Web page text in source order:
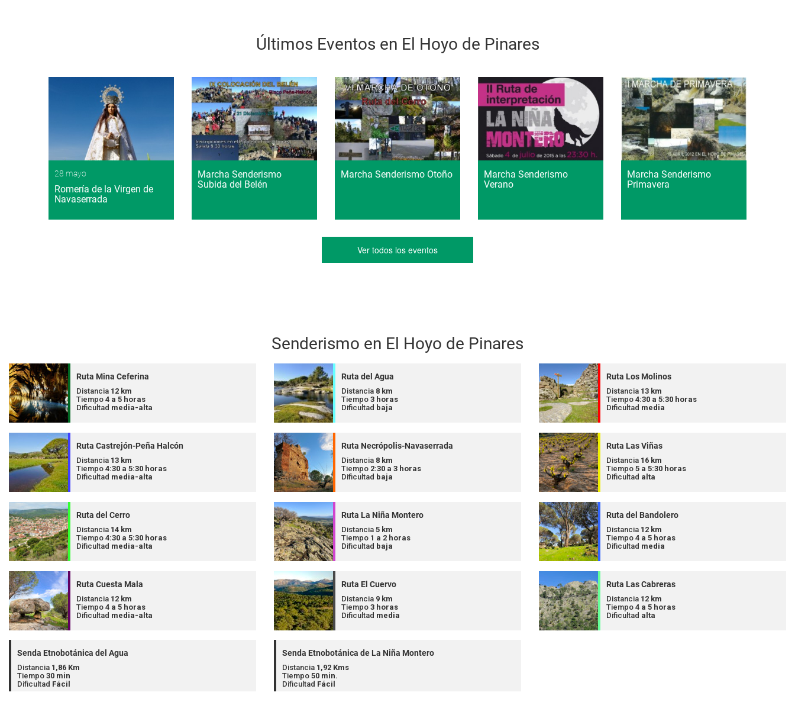
Últimos Eventos en El Hoyo de Pinares
28 mayo
Romería de la Virgen de
Navaserrada
Marcha Senderismo
Subida del Belén
Marcha Senderismo Otoño
Marcha Senderismo
Verano
Marcha Senderismo
Primavera
Ver todos los eventos
Senderismo en El Hoyo de Pinares
Ruta Mina Ceferina
Distancia 12 km
Tiempo 4 a 5 horas
Dificultad media-alta
Ruta del Agua
Distancia 8 km
Tiempo 3 horas
Dificultad baja
Ruta Los Molinos
Distancia 13 km
Tiempo 4:30 a 5:30 horas
Dificultad media
Ruta Castrejón-Peña Halcón
Distancia 13 km
Tiempo 4:30 a 5:30 horas
Dificultad media-alta
Ruta Necrópolis-Navaserrada
Distancia 8 km
Tiempo 2:30 a 3 horas
Dificultad baja
Ruta Las Viñas
Distancia 16 km
Tiempo 5 a 5:30 horas
Dificultad alta
Ruta del Cerro
Distancia 14 km
Tiempo 4:30 a 5:30 horas
Dificultad media-alta
Ruta La Niña Montero
Distancia 5 km
Tiempo 1 a 2 horas
Dificultad baja
Ruta del Bandolero
Distancia 12 km
Tiempo 4 a 5 horas
Dificultad media
Ruta Cuesta Mala
Distancia 12 km
Tiempo 4 a 5 horas
Dificultad media-alta
Ruta El Cuervo
Distancia 9 km
Tiempo 3 horas
Dificultad media
Ruta Las Cabreras
Distancia 12 km
Tiempo 4 a 5 horas
Dificultad alta
Senda Etnobotánica del Agua
Distancia 1,86 Km
Tiempo 30 min
Dificultad Fácil
Senda Etnobotánica de La Niña Montero
Distancia 1,92 Kms
Tiempo 50 min.
Dificultad Fácil